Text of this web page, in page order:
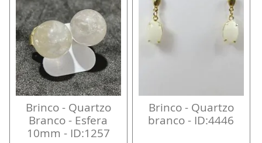
Brinco - Quartzo
Branco - Esfera
10mm - ID:1257
Brinco - Quartzo
branco - ID:4446